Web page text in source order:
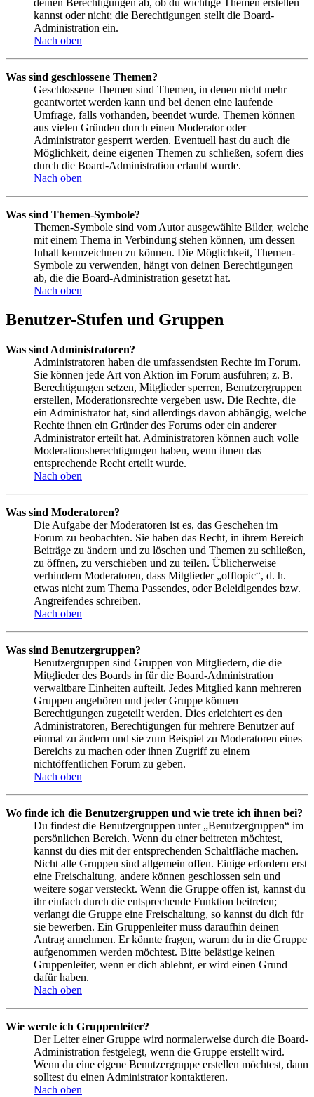
kannst oder nicht; die Berechtigungen stellt die Board-
Administration ein.
Nach oben
Was sind geschlossene Themen?
Geschlossene Themen sind Themen, in denen nicht mehr
geantwortet werden kann und bei denen eine laufende
Umfrage, falls vorhanden, beendet wurde. Themen können
aus vielen Gründen durch einen Moderator oder
Administrator gesperrt werden. Eventuell hast du auch die
Möglichkeit, deine eigenen Themen zu schließen, sofern dies
durch die Board-Administration erlaubt wurde.
Nach oben
Was sind Themen-Symbole?
Themen-Symbole sind vom Autor ausgewählte Bilder, welche
mit einem Thema in Verbindung stehen können, um dessen
Inhalt kennzeichnen zu können. Die Möglichkeit, Themen-
Symbole zu verwenden, hängt von deinen Berechtigungen
ab, die die Board-Administration gesetzt hat.
Nach oben
Benutzer-Stufen und Gruppen
Was sind Administratoren?
Administratoren haben die umfassendsten Rechte im Forum.
Sie können jede Art von Aktion im Forum ausführen; z. B.
Berechtigungen setzen, Mitglieder sperren, Benutzergruppen
erstellen, Moderationsrechte vergeben usw. Die Rechte, die
ein Administrator hat, sind allerdings davon abhängig, welche
Rechte ihnen ein Gründer des Forums oder ein anderer
Administrator erteilt hat. Administratoren können auch volle
Moderationsberechtigungen haben, wenn ihnen das
entsprechende Recht erteilt wurde.
Nach oben
Was sind Moderatoren?
Die Aufgabe der Moderatoren ist es, das Geschehen im
Forum zu beobachten. Sie haben das Recht, in ihrem Bereich
Beiträge zu ändern und zu löschen und Themen zu schließen,
zu öffnen, zu verschieben und zu teilen. Üblicherweise
verhindern Moderatoren, dass Mitglieder „offtopic“, d. h.
etwas nicht zum Thema Passendes, oder Beleidigendes bzw.
Angreifendes schreiben.
Nach oben
Was sind Benutzergruppen?
Benutzergruppen sind Gruppen von Mitgliedern, die die
Mitglieder des Boards in für die Board-Administration
verwaltbare Einheiten aufteilt. Jedes Mitglied kann mehreren
Gruppen angehören und jeder Gruppe können
Berechtigungen zugeteilt werden. Dies erleichtert es den
Administratoren, Berechtigungen für mehrere Benutzer auf
einmal zu ändern und sie zum Beispiel zu Moderatoren eines
Bereichs zu machen oder ihnen Zugriff zu einem
nichtöffentlichen Forum zu geben.
Nach oben
Wo finde ich die Benutzergruppen und wie trete ich ihnen bei?
Du findest die Benutzergruppen unter „Benutzergruppen“ im
persönlichen Bereich. Wenn du einer beitreten möchtest,
kannst du dies mit der entsprechenden Schaltfläche machen.
Nicht alle Gruppen sind allgemein offen. Einige erfordern erst
eine Freischaltung, andere können geschlossen sein und
weitere sogar versteckt. Wenn die Gruppe offen ist, kannst du
ihr einfach durch die entsprechende Funktion beitreten;
verlangt die Gruppe eine Freischaltung, so kannst du dich für
sie bewerben. Ein Gruppenleiter muss daraufhin deinen
Antrag annehmen. Er könnte fragen, warum du in die Gruppe
aufgenommen werden möchtest. Bitte belästige keinen
Gruppenleiter, wenn er dich ablehnt, er wird einen Grund
dafür haben.
Nach oben
Wie werde ich Gruppenleiter?
Der Leiter einer Gruppe wird normalerweise durch die Board-
Administration festgelegt, wenn die Gruppe erstellt wird.
Wenn du eine eigene Benutzergruppe erstellen möchtest, dann
solltest du einen Administrator kontaktieren.
Nach oben